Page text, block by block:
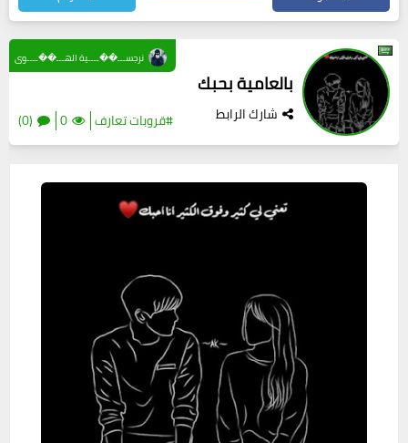
بالعامية بحبك
شارك الرابط #قروبات تعارف 0
(0)
نرجســـ��ــــية الهـــ��ــــوى